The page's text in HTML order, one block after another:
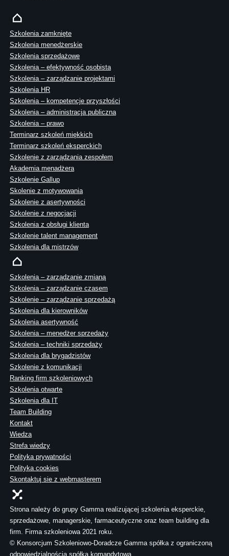
Szkolenia zamknięte
Szkolenia menedżerskie
Szkolenia sprzedażowe
Szkolenia – efektywność osobista
Szkolenia – zarządzanie projektami
Szkolenia HR
Szkolenia – kompetencje przyszłości
Szkolenia – administracja publiczna
Szkolenia – prawo
Terminarz szkoleń miękkich
Terminarz szkoleń eksperckich
Szkolenie z zarządzania zespołem
Akademia menadżera
Szkolenie Gallup
Skolenie z motywowania
Szkolenie z asertywności
Szkolenie z negocjacji
Szkolenia z obsługi klienta
Szkolenie talent management
Szkolenia dla mistrzów
Szkolenia – zarządzanie zmianą
Szkolenia – zarządzanie czasem
Szkolenie – zarządzanie sprzedażą
Szkolenia dla kierowników
Szkolenia asertywność
Szkolenia – menedżer sprzedaży
Szkolenia – techniki sprzedaży
Szkolenia dla brygadzistów
Szkolenie z komunikacji
Ranking firm szkoleniowych
Szkolenia otwarte
Szkolenia dla IT
Team Building
Kontakt
Wiedza
Strefa wiedzy
Polityka prywatności
Polityka cookies
Skontaktuj sie z webmasterem
Strona należy do grupy Gamma realizującej szkolenia eksperckie,
sprzedażowe, managerskie, farmaceutyczne oraz team building dla
firm. Firma szkoleniowa 2021 roku.
© Konsorcjum Szkoleniowo-Doradcze Gamma spółka z ograniczoną
odpowiedzialnością spółka komandytowa